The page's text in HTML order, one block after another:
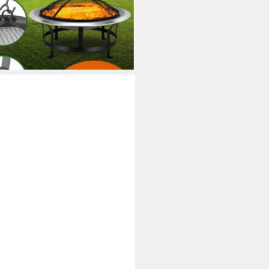
Grill
(1)
€
- in 3-4 Werktagen bei dir